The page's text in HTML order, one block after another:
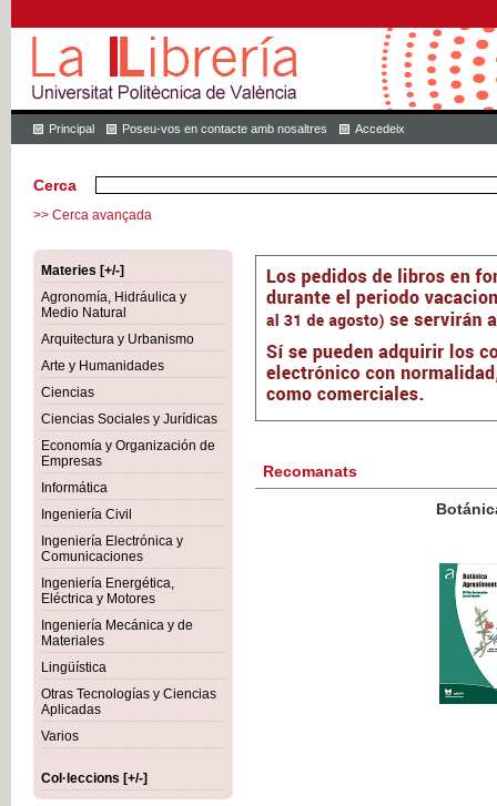
Principal Poseu-vos en contacte amb nosaltres Accedeix
Cerca
>> Cerca avançada
Materies [+/-]
Agronomía, Hidráulica y
Medio Natural
Arquitectura y Urbanismo
Arte y Humanidades
Ciencias
Ciencias Sociales y Jurídicas
Economía y Organización de
Empresas
Informática
Ingeniería Civil
Ingeniería Electrónica y
Comunicaciones
Ingeniería Energética,
Eléctrica y Motores
Ingeniería Mecánica y de
Materiales
Lingüística
Otras Tecnologías y Ciencias
Aplicadas
Varios
Col·leccions [+/-]
Recomanats
Botánica Agroalimentaria
IVA